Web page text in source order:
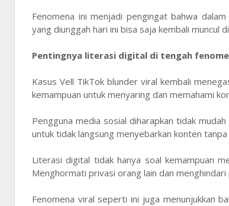
Fenomena ini menjadi pengingat bahwa
yang diunggah hari ini bisa saja kembali muncul
Pentingnya literasi digital di tengah
Kasus Vell TikTok blunder viral kembali
kemampuan untuk menyaring dan memahami
Pengguna media sosial diharapkan tidak
untuk tidak langsung menyebarkan konten
Literasi digital tidak hanya soal kemampuan
Menghormati privasi orang lain dan
Fenomena viral seperti ini juga menunjukkan